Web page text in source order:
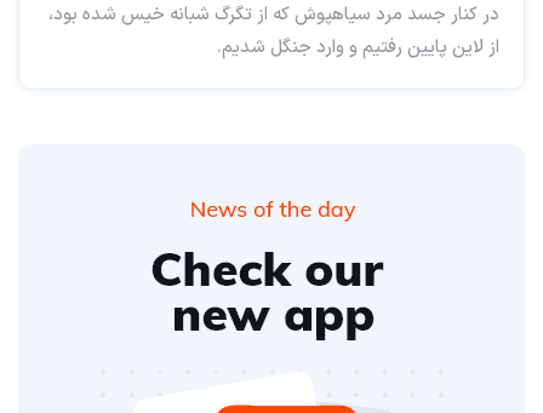
در کنار جسد مرد سیاهپوش که از تگرگ شبانه خیس شده بود،
از لاین پایین رفتیم و وارد جنگل شدیم.